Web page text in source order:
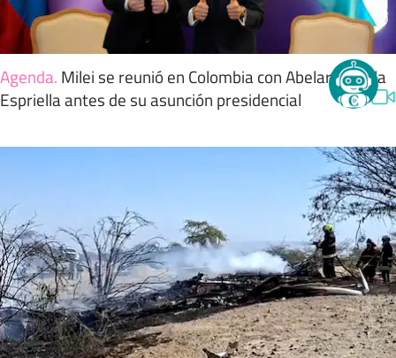
Agenda. Milei se reunió en Colombia con Abelardo de la
Espriella antes de su asunción presidencial